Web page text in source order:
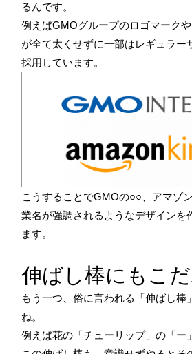
るんです。
例えばGMOグループのロゴマーク
が全て太くせずに一部はレギュラー
採用しています。
こうすることでGMOの○○、アマゾ
業名が強調されるようなデザインを
ます。
伸ばし棒にもこ
もう一つ、俗に言われる「伸ばし棒
ね。
例えば花の「チューリップ」の「ー